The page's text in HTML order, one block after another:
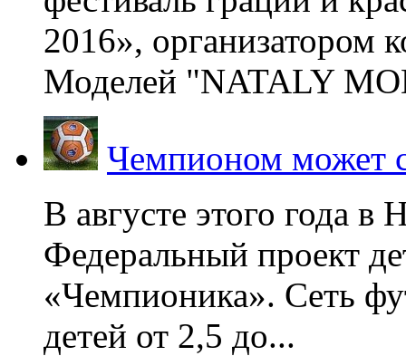
2016», организатором
Моделей "NATALY
Чемпионом может
В августе этого года
Федеральный проект
«Чемпионика». Сеть
детей от 2,5 до...